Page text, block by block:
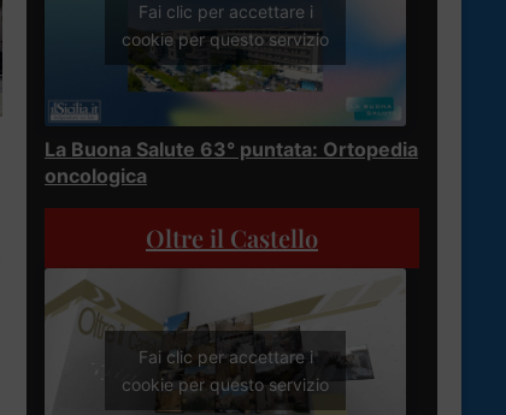
Fai clic per accettare i
cookie per questo servizio
La Buona Salute 63° puntata: Ortopedia
oncologica
Oltre il Castello
Fai clic per accettare i
cookie per questo servizio